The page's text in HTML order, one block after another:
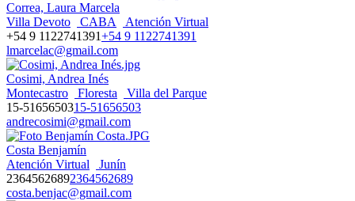
Correa, Laura Marcela
Villa Devoto
CABA
Atención Virtual
+54 9 1122741391+54 9 1122741391
lmarcelac@gmail.com
Cosimi, Andrea Inés
Montecastro
Floresta
Villa del Parque
15-5165650315-51656503
andrecosimi@gmail.com
Costa Benjamín
Atención Virtual
Junín
23645626892364562689
costa.benjac@gmail.com